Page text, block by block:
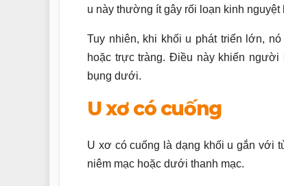
u này thường ít gây rối loạn kinh
Tuy nhiên, khi khối u phát triển lớn,
hoặc trực tràng. Điều này khiến người
bụng dưới.
U xơ có cuống
U xơ có cuống là dạng khối u gắn với
niêm mạc hoặc dưới thanh mạc.